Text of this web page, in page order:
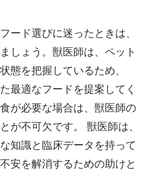
ード選びに迷ったときは、
しょう。獣医師は、ペット
態を把握しているため、
最適なフードを提案してく
が必要な場合は、獣医師の
が不可欠です。 獣医師は、
知識と臨床データを持って
安を解消するための助けと